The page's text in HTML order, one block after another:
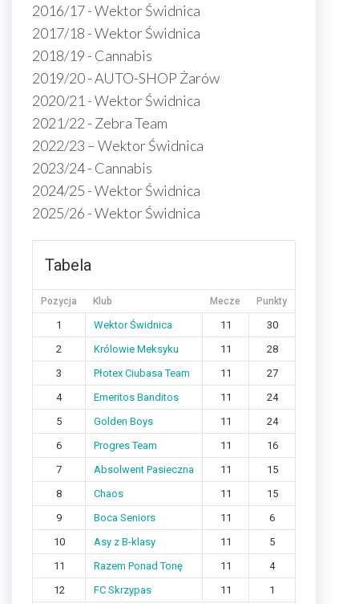
2016/17 - Wektor Świdnica
2017/18 - Wektor Świdnica
2018/19 - Cannabis
2019/20 - AUTO-SHOP Żarów
2020/21 - Wektor Świdnica
2021/22 - Zebra Team
2022/23 – Wektor Świdnica
2023/24 - Cannabis
2024/25 - Wektor Świdnica
2025/26 - Wektor Świdnica
Tabela
Pozycja Klub Mecze Punkty
1 Wektor Świdnica 11
30
2
Królowie Meksyku 11
28
3
Płotex Ciubasa Team 11
27
4
Emeritos Banditos 11
24
5
Golden Boys 11
24
6
Progres Team 11
16
7
Absolwent Pasieczna 11
15
8
Chaos 11
15
9
Boca Seniors 11
6
10
Asy z B-klasy 11
5
11
Razem Ponad Tonę 11
4
12
FC Skrzypas 11 1